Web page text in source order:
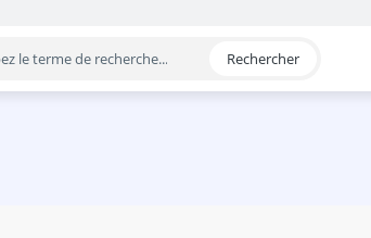
Rechercher